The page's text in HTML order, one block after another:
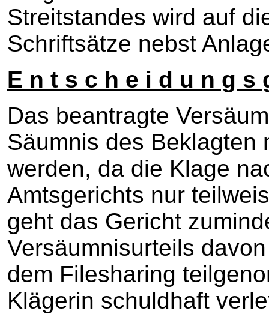
Streitstandes wird auf
Schriftsätze nebst
E n t s c h e i d u n g s
Das beantragte
Säumnis des Beklagten
werden, da die Klage
Amtsgerichts nur
geht das Gericht
Versäumnisurteils
dem Filesharing
Klägerin schuldhaft